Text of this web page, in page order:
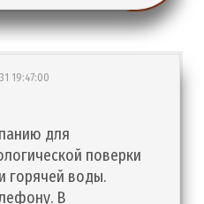
19:47:00
для
поверки
горячей воды.
В